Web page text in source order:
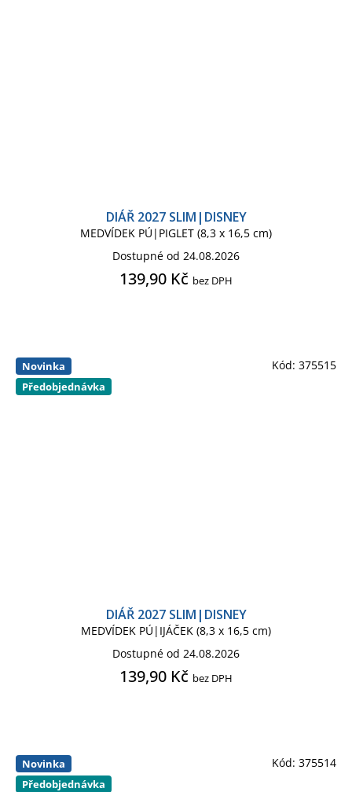
DIÁŘ 2027 SLIM|DISNEY
MEDVÍDEK PÚ|PIGLET (8,3 x 16,5 cm)
Dostupné od 24.08.2026
139,90 Kč bez DPH
Novinka
Předobjednávka
DIÁŘ 2027 SLIM|DISNEY
MEDVÍDEK PÚ|IJÁČEK (8,3 x 16,5 cm)
Dostupné od 24.08.2026
139,90 Kč bez DPH
Kód: 375515
Novinka
Předobjednávka
Kód: 375514